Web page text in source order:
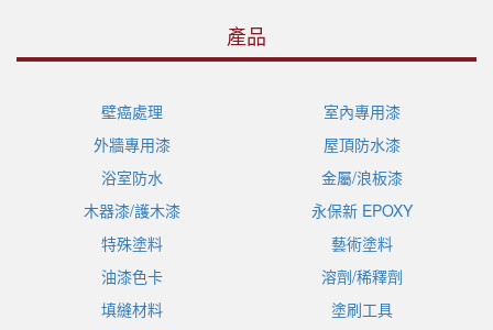
產品
壁癌處理
室內專用漆
外牆專用漆
屋頂防水漆
浴室防水
金屬/浪板漆
木器漆/護木漆
永保新 EPOXY
特殊塗料
藝術塗料
油漆色卡
溶劑/稀釋劑
填縫材料
塗刷工具